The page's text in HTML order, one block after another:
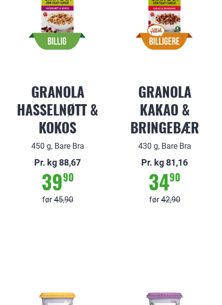
GRANOLA
HASSELNØTT &
KOKOS
450 g, Bare Bra
Pr. kg 88,67
3990
før45,90
GRANOLA
KAKAO &
BRINGEBÆR
430 g, Bare Bra
Pr. kg 81,16
3490
før42,90